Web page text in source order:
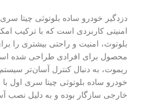
دزدگیر خودرو ساده بلوتوثی چیتا
امنیتی کاربردی است که با ترکیب
بلوتوث، امنیت و راحتی بیشتری را
محصول برای افرادی طراحی شده است
ریموت، به دنبال کنترل آسان‌تر
خودرو ساده بلوتوثی چیتا سری اول
خارجی سازگار بوده و به دلیل